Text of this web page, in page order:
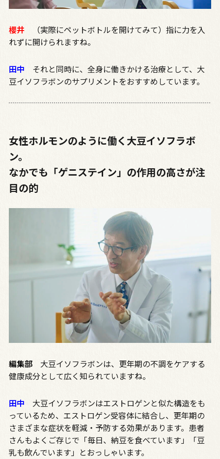
櫻井（実際にペットボトルを開けてみて）指に力を入
れずに開けられますね。
田中 それと同時に、全身に働きかける治療として、大
豆イソフラボンのサプリメントをおすすめしています。
女性ホルモンのように働く大豆イソフラボ
ン。
なかでも「ゲニステイン」の作用の高さが注
目の的
編集部大豆イソフラボンは、更年期の不調をケアする
健康成分として広く知られていますね。
田中 大豆イソフラボンはエストロゲンと似た構造をも
っているため、エストロゲン受容体に結合し、更年期の
さまざまな症状を軽減・予防する効果があります。患者
さんもよくご存じで「毎日、納豆を食べています」「豆
乳も飲んでいます」とおっしゃいます。